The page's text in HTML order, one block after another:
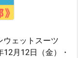
ウェットスーツ
12月12日（金）・